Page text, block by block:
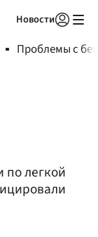
Новости
Проблемы с
по легкой